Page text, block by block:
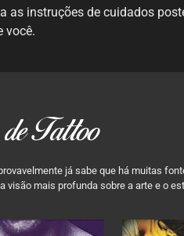
as instruções de cuidados
você.
Tattoo
já sabe que há muitas
visão mais profunda sobre a arte e o